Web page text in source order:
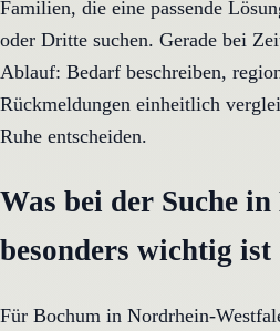
Familien, die eine passende
oder Dritte suchen. Gerade bei
Ablauf: Bedarf beschreiben,
Rückmeldungen einheitlich
Ruhe entscheiden.
Was bei der Suche
besonders wichtig ist
Für Bochum in Nordrhein-